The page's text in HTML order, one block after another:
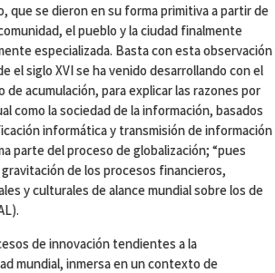
que se dieron en su forma primitiva a partir de
el pueblo y la ciudad finalmente
especializada. Basta con esta observación
siglo XVI se ha venido desarrollando con el
acumulación, para explicar las razones por
como la sociedad de la información, basados
informática y transmisión de información
parte del proceso de globalización; “pues
de los procesos financieros,
y culturales de alance mundial sobre los de
de innovación tendientes a la
mundial, inmersa en un contexto de